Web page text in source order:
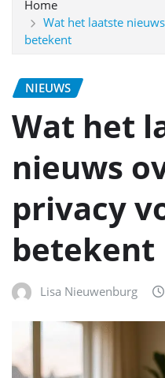
Home
Wat het laatste
betekent
NIEUWS
Wat het
nieuws
privacy
betekent
Lisa Nieuwenburg